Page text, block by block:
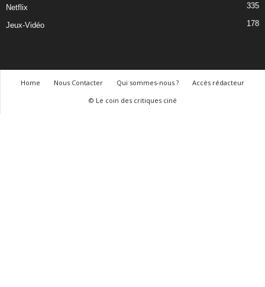
Netflix 335
Jeux-Vidéo 178
Home Nous Contacter Qui sommes-nous ?
Accès rédacteur
© Le coin des critiques ciné